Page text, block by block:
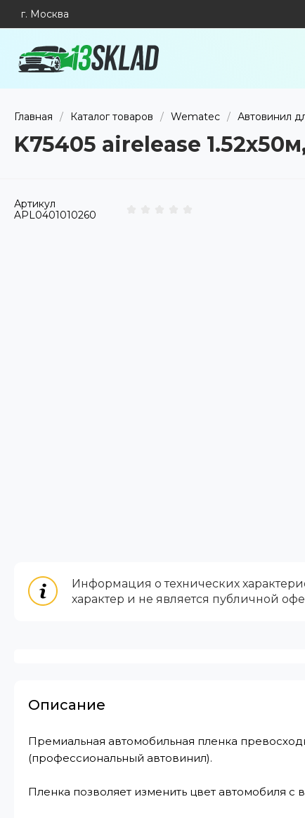
г. Москва
Главная / Каталог товаров / Wematec / Автовинил
K75405 airelease
Артикул
APL0401010260
Информация о технических
характер и не является публичной
Описание
Премиальная автомобильная пленка
(профессиональный автовинил).
Пленка позволяет изменить цвет автомобиля